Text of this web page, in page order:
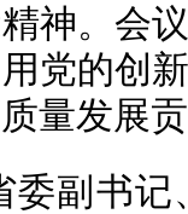
神。会
党的创
量发展
委副书